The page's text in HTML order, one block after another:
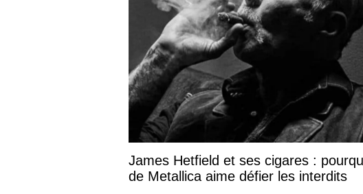
James Hetfield et ses cigares :
de Metallica aime défier les interdits